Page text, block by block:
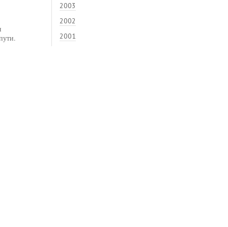
2003
2002
2001